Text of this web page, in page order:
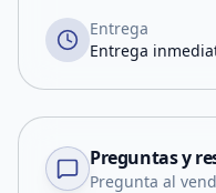
Entrega
Entrega
Preguntas y
Pregunta al